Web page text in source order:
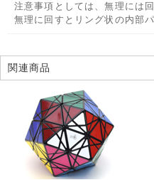
注意事項としては、無理には
無理に回すとリング状の内部
関連商品